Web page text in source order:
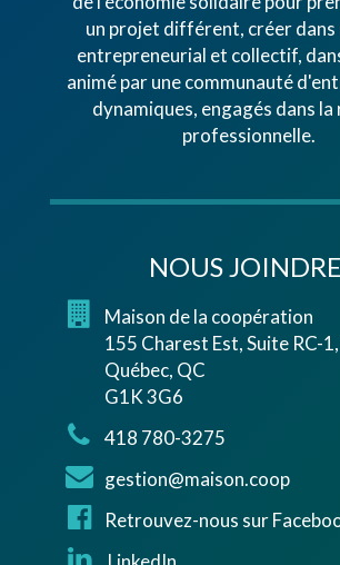
un projet différent, créer dans
entrepreneurial et collectif,
animé par une communauté
dynamiques, engagés dans
professionnelle.
NOUS JOINDRE
Maison de la coopération
155 Charest Est, Suite RC-
Québec, QC
G1K 3G6
418 780-3275
gestion@maison.coop
Retrouvez-nous sur